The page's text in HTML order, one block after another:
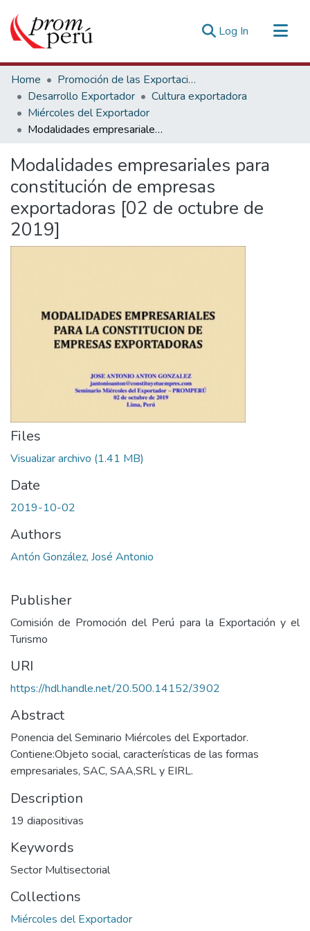
Log In (current)
Communities & Collections
All of DSpace
Statistics
Estadísticas Externas
Home
Promoción de las Exportaciones
Desarrollo Exportador
Cultura exportadora
Miércoles del Exportador
Modalidades empresariales para constitución de empresas exportadoras [02 de octubre de 2019]
Modalidades empresariales para
constitución de empresas
exportadoras [02 de octubre de
2019]
Files
Visualizar archivo (1.41 MB)
Date
2019-10-02
Authors
Antón González, José Antonio
Publisher
Comisión de Promoción del Perú para la Exportación y el
Turismo
URI
https://hdl.handle.net/20.500.14152/3902
Abstract
Ponencia del Seminario Miércoles del Exportador.
Contiene:Objeto social, características de las formas
empresariales, SAC, SAA,SRL y EIRL.
Description
19 diapositivas
Keywords
Sector Multisectorial
Collections
Miércoles del Exportador